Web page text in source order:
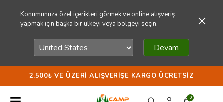
Konumunuza özel içerikleri görmek ve online alışveriş
yapmak için başka bir ülkeyi veya bölgeyi seçin.
Devam
2.500₺ VE ÜZERI ALIŞVERIŞE KARGO ÜCRETSIZ
0